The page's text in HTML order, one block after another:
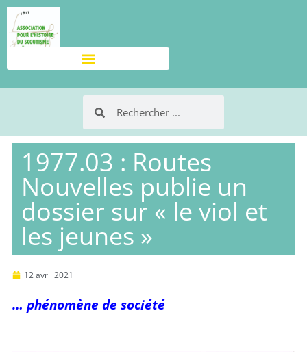
1977.03 : Routes
Nouvelles publie un
dossier sur « le viol et
les jeunes »
12 avril 2021
… phénomène de société